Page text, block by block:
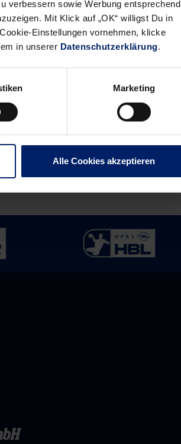
verbessern sowie Werbung entsprechend
Mit Klick auf „OK“ willigst Du in
Einstellungen vornehmen, klicke
in unserer Datenschutzerklärung.
Marketing
Alle Cookies akzeptieren